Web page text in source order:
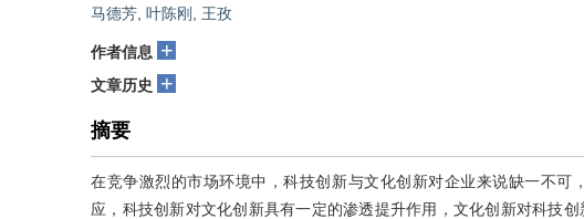
马德芳 叶陈刚 王孜
作者信息 +
文章历史 +
摘要
在竞争激烈的市场环境中，科技创新与文化创新对企业来说缺一不可
应，科技创新对文化创新具有一定的渗透提升作用，文化创新对科技